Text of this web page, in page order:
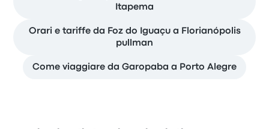
Itapema
Orari e tariffe da Foz do Iguaçu a Florianópolis
pullman
Come viaggiare da Garopaba a Porto Alegre